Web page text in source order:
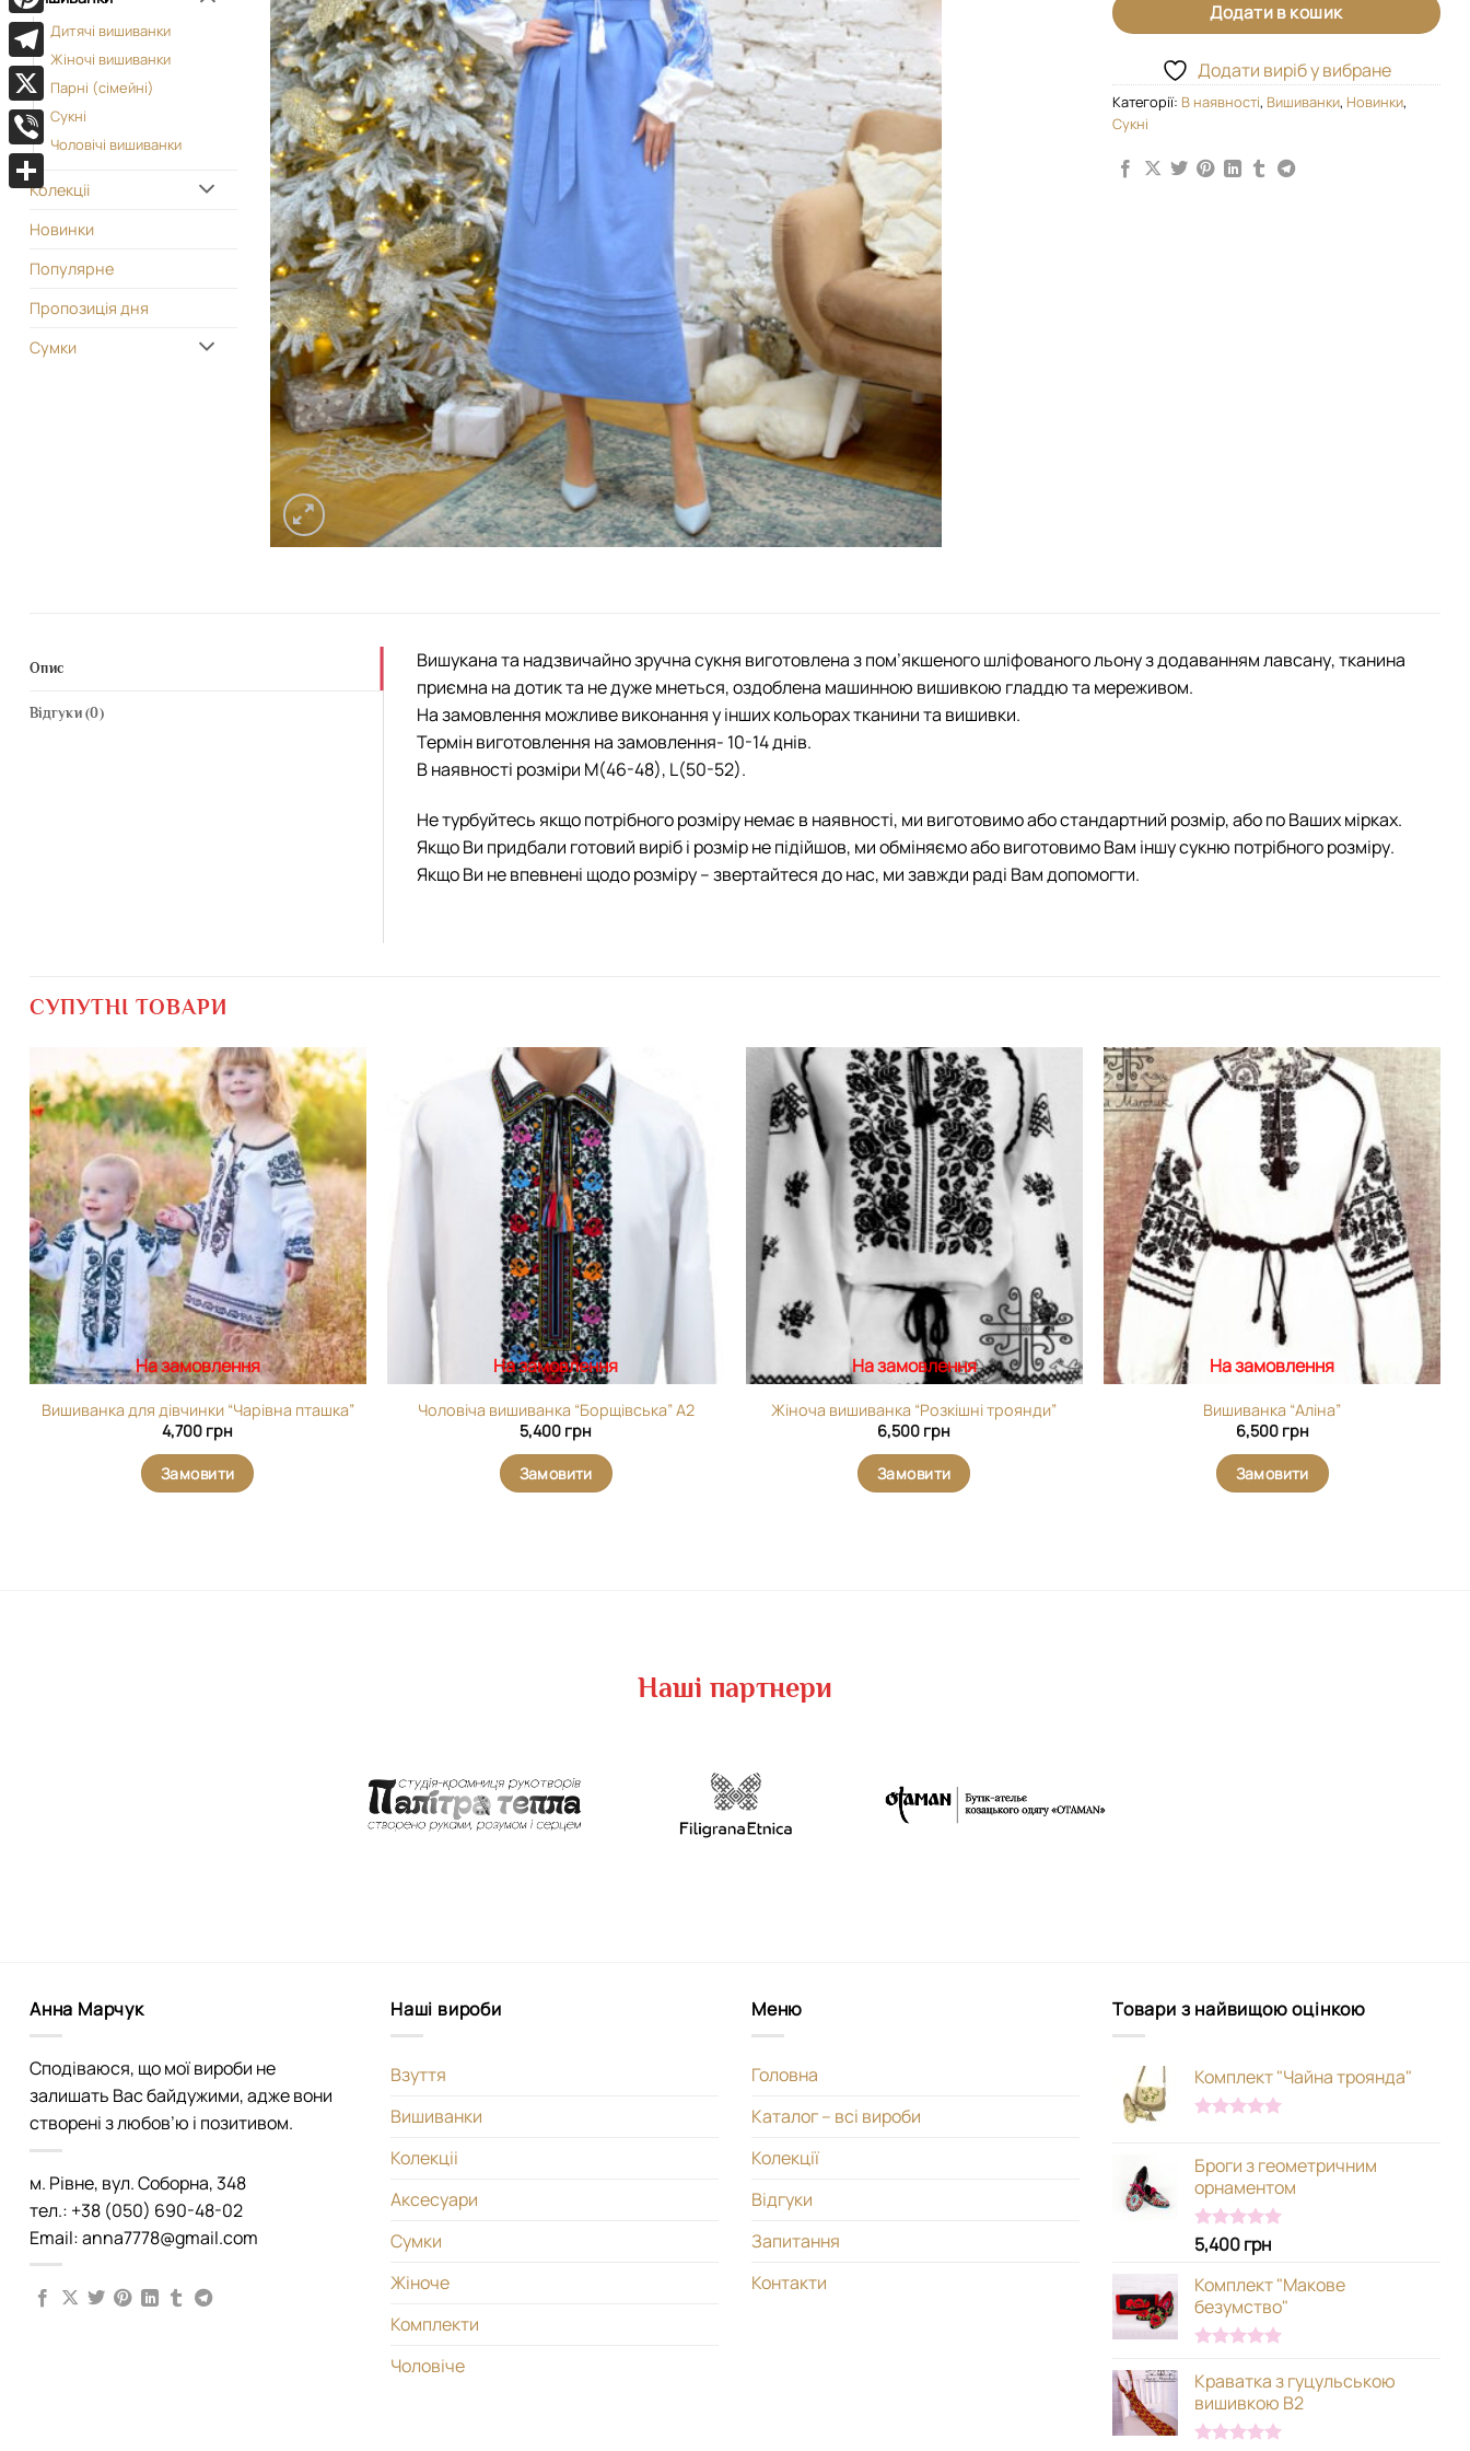
Дитячі вишиванки
Жіночі вишиванки
Парні (сімейні)
Сукні
Чоловічі вишиванки
Колекціі
Новинки
Популярне
Пропозиція дня
Сумки
Додати в кошик
Додати виріб у вибране
Категорії: В наявності, Вишиванки, Новинки,
Сукні
Опис
Відгуки (0)
Вишукана та надзвичайно зручна сукня виготовлена з пом’якшеного шліфованого льону з додаванням лавсану, тканина
приємна на дотик та не дуже мнеться, оздоблена машинною вишивкою гладдю та мереживом.
На замовлення можливе виконання у інших кольорах тканини та вишивки.
Термін виготовлення на замовлення- 10-14 днів.
В наявності розміри М(46-48), L(50-52).
Не турбуйтесь якщо потрібного розміру немає в наявності, ми виготовимо або стандартний розмір, або по Ваших мірках.
Якщо Ви придбали готовий виріб і розмір не підійшов, ми обміняємо або виготовимо Вам іншу cукню потрібного розміру.
Якщо Ви не впевнені щодо розміру – звертайтеся до нас, ми завжди раді Вам допомогти.
СУПУТНІ ТОВАРИ
Додати
вибране
На замовлення
Вишиванка для дівчинки “Чарівна пташка”
4,700 грн
Замовити
На замовлення
Чоловіча вишиванка “Борщівська” А2
5,400 грн
Замовити
Додати
виріб у
вибране
На замовлення
Жіноча вишиванка “Розкішні троянди”
6,500 грн
Замовити
Додати
виріб у
вибране
На замовлення
Вишиванка “Аліна”
6,500 грн
Замовити
Наші партнери
Анна Марчук
Сподіваюся, що мої вироби не
залишать Вас байдужими, адже вони
створені з любов’ю і позитивом.
м. Рівне, вул. Соборна, 348
тел.: +38 (050) 690-48-02
Email: anna7778@gmail.com
Наші вироби
Взуття
Вишиванки
Колекціі
Аксесуари
Сумки
Жіноче
Комплекти
Чоловіче
Меню
Головна
Каталог – всі вироби
Колекції
Відгуки
Запитання
Контакти
Товари з найвищою оцінкою
Комплект "Чайна троянда"
Броги з геометричним
орнаментом
Оцінено в
з 5
5,400грн
Комплект "Макове
безумство"
5.00з 5
Краватка з гуцульською
вишивкою В2
Pinterest
Telegram
X
Viber
Поділитися